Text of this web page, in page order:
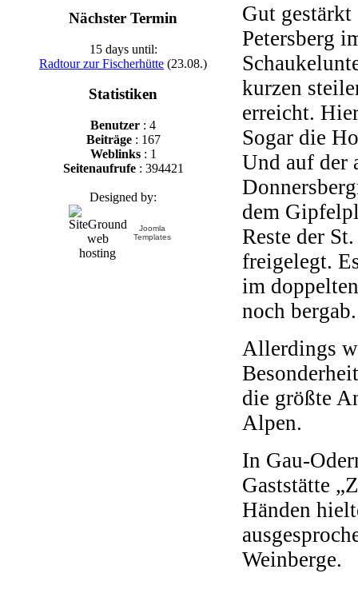
Nächster Termin
15 days until:
Radtour zur Fischerhütte (23.08.)
Statistiken
Benutzer : 4
Beiträge: 167
Weblinks: 1
Seitenaufrufe: 394421
Designed by:
Joomla
Templates
Gut
Petersberg
kurzen
erreicht.
Sogar die
Und auf der
dem
Reste der
freigelegt.
im
noch bergab.
Allerdings
die größte
Alpen.
In Gau-
Gaststätte
Händen
Weinberge.